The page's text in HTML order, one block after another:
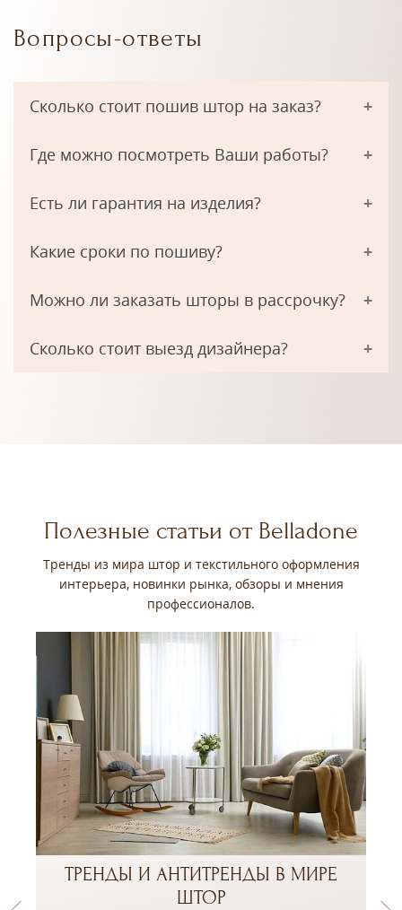
Вопросы-ответы
Сколько стоит пошив штор на заказ?
Где можно посмотреть Ваши работы?
Есть ли гарантия на изделия?
Какие сроки по пошиву?
Можно ли заказать шторы в рассрочку?
Сколько стоит выезд дизайнера?
Полезные статьи от Belladone
Тренды из мира штор и текстильного оформления
интерьера, новинки рынка, обзоры и мнения
профессионалов.
ТРЕНДЫ И АНТИТРЕНДЫ В МИРЕ
ШТОР